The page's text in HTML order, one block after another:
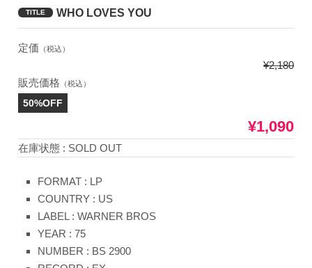
TITLE WHO LOVES YOU
定価 （税込）
¥2,180
販売価格 （税込）
50%OFF
¥1,090
在庫状態 : SOLD OUT
FORMAT : LP
COUNTRY : US
LABEL : WARNER BROS
YEAR : 75
NUMBER : BS 2900